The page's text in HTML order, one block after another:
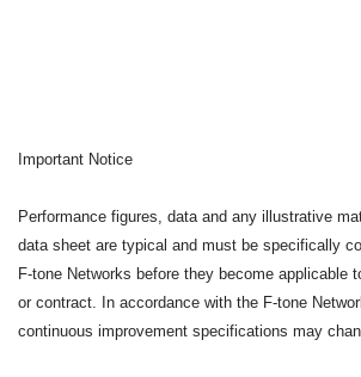
Important Notice
Performance figures, data and any illustrative
data sheet are typical and must be specifically
F-tone Networks before they become applicable
or contract. In accordance with the F-tone
continuous improvement specifications may